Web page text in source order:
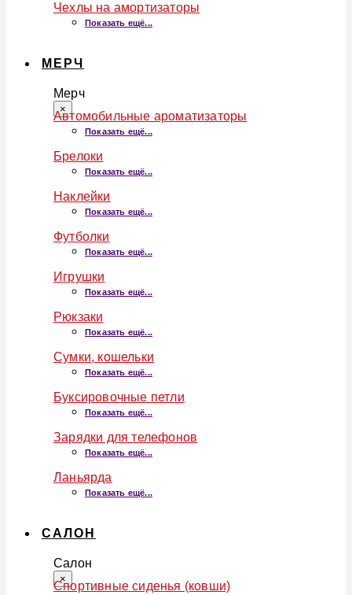
Чехлы на амортизаторы
Показать ещё...
МЕРЧ
Мерч
×
Автомобильные ароматизаторы
Показать ещё...
Брелоки
Показать ещё...
Наклейки
Показать ещё...
Футболки
Показать ещё...
Игрушки
Показать ещё...
Рюкзаки
Показать ещё...
Сумки, кошельки
Показать ещё...
Буксировочные петли
Показать ещё...
Зарядки для телефонов
Показать ещё...
Ланьярда
Показать ещё...
САЛОН
Салон
×
Спортивные сиденья (ковши)